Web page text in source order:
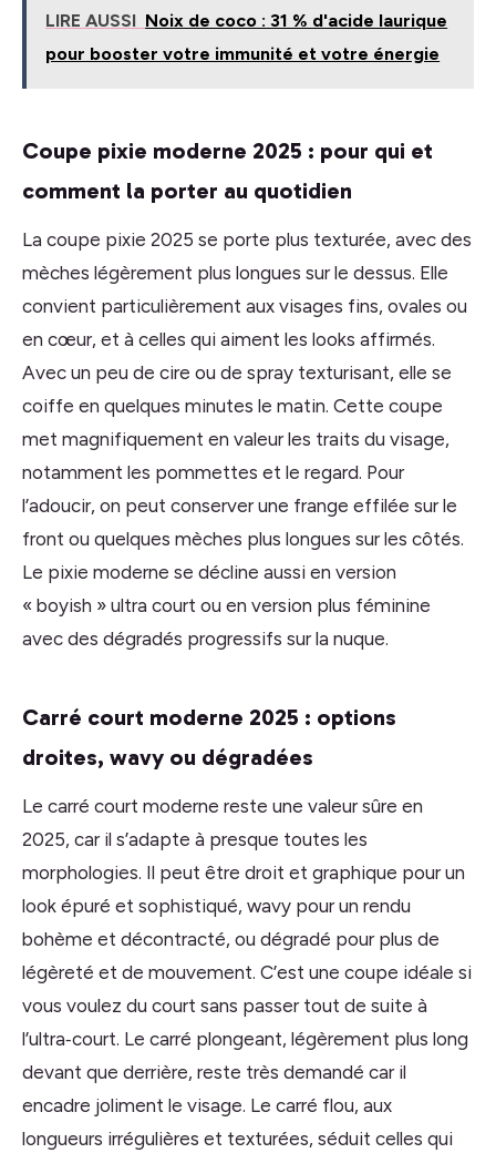
LIRE AUSSI Noix de coco : 31 % d'acide laurique
pour booster votre immunité et votre énergie
Coupe pixie moderne 2025 : pour qui et
comment la porter au quotidien
La coupe pixie 2025 se porte plus texturée, avec des
mèches légèrement plus longues sur le dessus. Elle
convient particulièrement aux visages fins, ovales ou
en cœur, et à celles qui aiment les looks affirmés.
Avec un peu de cire ou de spray texturisant, elle se
coiffe en quelques minutes le matin. Cette coupe
met magnifiquement en valeur les traits du visage,
notamment les pommettes et le regard. Pour
l’adoucir, on peut conserver une frange effilée sur le
front ou quelques mèches plus longues sur les côtés.
Le pixie moderne se décline aussi en version
« boyish » ultra court ou en version plus féminine
avec des dégradés progressifs sur la nuque.
Carré court moderne 2025 : options
droites, wavy ou dégradées
Le carré court moderne reste une valeur sûre en
2025, car il s’adapte à presque toutes les
morphologies. Il peut être droit et graphique pour un
look épuré et sophistiqué, wavy pour un rendu
bohème et décontracté, ou dégradé pour plus de
légèreté et de mouvement. C’est une coupe idéale si
vous voulez du court sans passer tout de suite à
l’ultra‑court. Le carré plongeant, légèrement plus long
devant que derrière, reste très demandé car il
encadre joliment le visage. Le carré flou, aux
longueurs irrégulières et texturées, séduit celles qui